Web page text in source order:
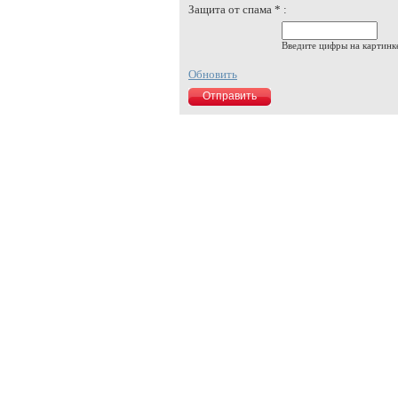
Защита от спама * :
Введите цифры на
Обновить